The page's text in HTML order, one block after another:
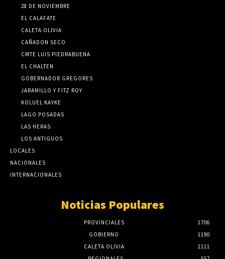
28 DE NOVIEMBRE
EL CALAFATE
CALETA OLIVIA
CAÑADON SECO
CMTE LUIS PIEDRABUENA
EL CHALTEN
GOBERNADOR GREGORES
JARAMILLO Y FITZ ROY
KOLUEL KAYKE
LAGO POSADAS
LAS HERAS
LOS ANTIGUOS
LOCALES
NACIONALES
INTERNACIONALES
Noticias Populares
PROVINCIALES
1706
GOBIERNO
1190
CALETA OLIVIA
1111